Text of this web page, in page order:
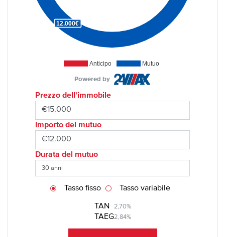
Anticipo Mutuo
12.000€
Powered by
Prezzo dell'immobile
Importo del mutuo
Durata del mutuo
TAN 2,70%
TAEG2,84%
Tasso fisso Tasso variabile